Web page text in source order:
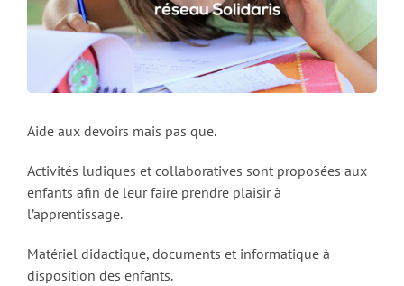
Aide aux devoirs mais pas que.
Activités ludiques et collaboratives sont proposées aux
enfants afin de leur faire prendre plaisir à
l’apprentissage.
Matériel didactique, documents et informatique à
disposition des enfants.